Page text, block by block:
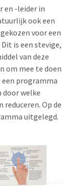
en -leider in
ook een
voor een
is een stevige,
van deze
om mee te doen
programma
door welke
Op de
uitgelegd.